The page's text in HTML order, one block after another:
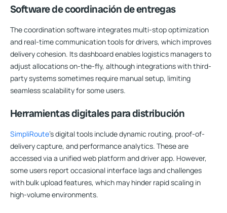
Software de coordinación de entregas
The coordination software integrates multi-stop optimization
and real-time communication tools for drivers, which improves
delivery cohesion. Its dashboard enables logistics managers to
adjust allocations on-the-fly, although integrations with third-
party systems sometimes require manual setup, limiting
seamless scalability for some users.
Herramientas digitales para distribución
SimpliRoute’s digital tools include dynamic routing, proof-of-
delivery capture, and performance analytics. These are
accessed via a unified web platform and driver app. However,
some users report occasional interface lags and challenges
with bulk upload features, which may hinder rapid scaling in
high-volume environments.